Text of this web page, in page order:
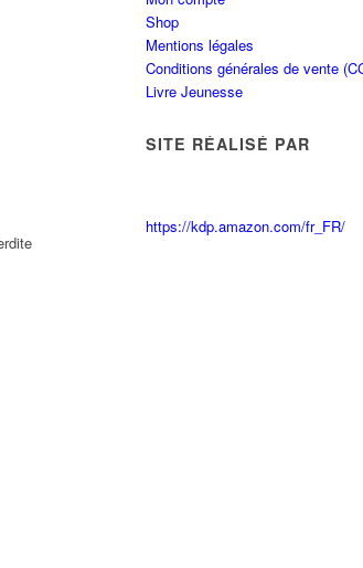
Shop
Mentions légales
Conditions générales de vente
Livre Jeunesse
SITE RÉALISÉ PAR
https://kdp.amazon.com/fr_FR/